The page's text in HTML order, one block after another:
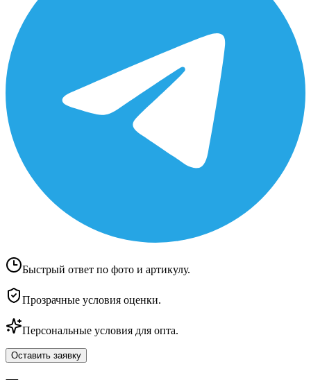
Быстрый ответ по фото и артикулу.
Прозрачные условия оценки.
Персональные условия для опта.
Оставить заявку